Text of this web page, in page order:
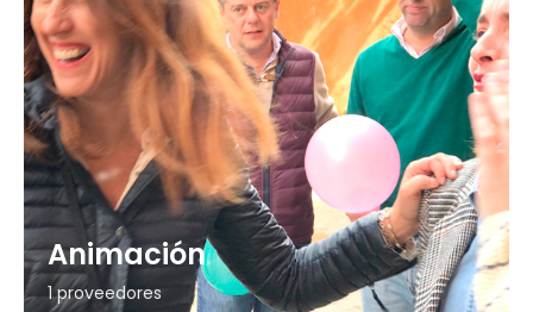
Animación
1 proveedores